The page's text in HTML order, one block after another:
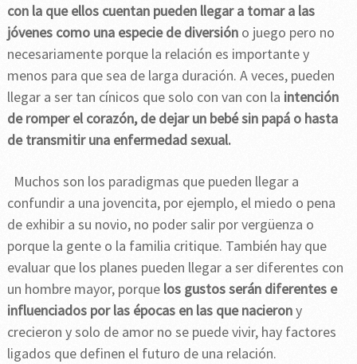
con la que ellos cuentan pueden llegar a tomar a las
jóvenes como una especie de diversióno juego pero no
necesariamente porque la relación es importante y
menos para que sea de larga duración. A veces, pueden
llegar a ser tan cínicos que solo con van con la intención
de romper el corazón, de dejar un bebé sin papá o hasta
de transmitir una enfermedad sexual.
Muchos son los paradigmas que pueden llegar a
confundir a una jovencita, por ejemplo, el miedo o pena
de exhibir a su novio, no poder salir por vergüenza o
porque la gente o la familia critique. También hay que
evaluar que los planes pueden llegar a ser diferentes con
un hombre mayor, porque los gustos serán diferentes e
influenciados por las épocas en las que nacierony
crecieron y solo de amor no se puede vivir, hay factores
ligados que definen el futuro de una relación.